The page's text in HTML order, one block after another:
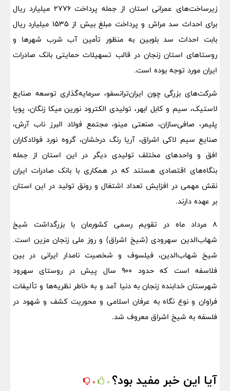
زیرساخت‌های عمرانی استان از جمله پرداخت 2776 میلیارد ریال
برای احداث سد مراش و پرداخت مبلغ بیش از 1535 میلیارد ریال
بابت احداث سد بلوبین به منظور تأمین آب شرب شهرها و
روستاهای استان زنجان در قالب تسهیلات حمایتی بانک صادرات
ایران مورد توجه بوده است.
شرکت‌های بزرگی چون ایران‌ترانسفو، سرمایه‌گذاری توسعه صنایع
لاستیک، سیم و کابل ابهر، تولیدی الکترود نورین میکا زنگان، پویا
پلیمر، صافی‌سازان، صنعتی مینو، مجتمع فولاد البرز ناب آرش،
صنایع سیم لاکی اشراق، آریا رنگ درخشان، گروه نورد فولادکاران
افق و واحدهای مختلف تولیدی دیگر در این استان از جمله
بنگاه‌های اقتصادی هستند که در همکاری با بانک صادرات ایران
نقش مهمی در افزایش تعداد اشتغال و رونق تولید در این استان
بر عهده دارند.
۸ مرداد ماه در تقویم رسمی کشورمان با بزرگداشت شیخ
شهاب‌الدین سهرودی (شیخ اشراق) و روز ملی زنجان مزین است.
شیخ شهاب‌الدین، فیلسوف و شخصیت نامدار ایرانی در بین
فلاسفه است که حدود ۹۰۰ سال پیش در روستای سهرود
شهرستان خدابنده زنجان به دنیا آمد و به خاطر نظریه‌ها و تألیفات
فراوان و نوع نگاه به عرفان اسلامی و محوریت کشف و شهود در
فلسفه به شیخ اشراق معروف شد.
آیا این خبر مفید بود؟ 0
0